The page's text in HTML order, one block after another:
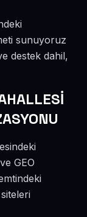
sunuyoruz
destek dahil,
GEO